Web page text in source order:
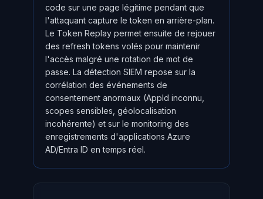
code sur une page légitime pendant que
l'attaquant capture le token en arrière-plan.
Le Token Replay permet ensuite de rejouer
des refresh tokens volés pour maintenir
l'accès malgré une rotation de mot de
passe. La détection SIEM repose sur la
corrélation des événements de
consentement anormaux (AppId inconnu,
scopes sensibles, géolocalisation
incohérente) et sur le monitoring des
enregistrements d'applications Azure
AD/Entra ID en temps réel.